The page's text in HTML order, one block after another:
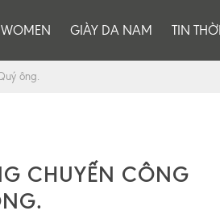
WOMEN GIÀY DA NAM TIN
ông.
CHUYẾN CÔNG